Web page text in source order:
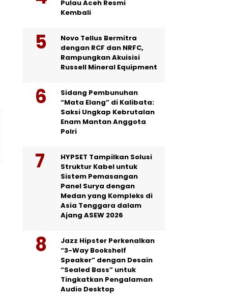
Pulau Aceh Resmi
Kembali
Novo Tellus Bermitra
dengan RCF dan NRFC,
Rampungkan Akuisisi
Russell Mineral Equipment
Sidang Pembunuhan
“Mata Elang” di Kalibata:
Saksi Ungkap Kebrutalan
Enam Mantan Anggota
Polri
HYPSET Tampilkan Solusi
Struktur Kabel untuk
Sistem Pemasangan
Panel Surya dengan
Medan yang Kompleks di
Asia Tenggara dalam
Ajang ASEW 2026
Jazz Hipster Perkenalkan
“3-Way Bookshelf
Speaker” dengan Desain
“Sealed Bass” untuk
Tingkatkan Pengalaman
Audio Desktop